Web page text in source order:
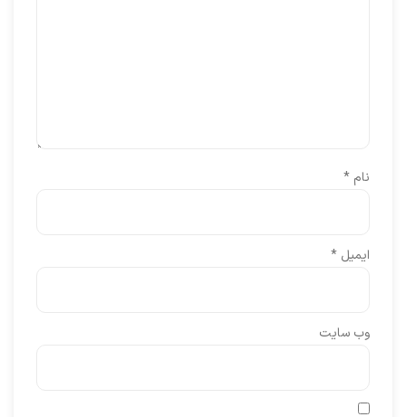
نام *
ایمیل *
وب‌ سایت